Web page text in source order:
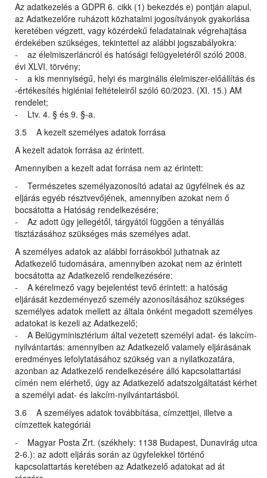
Az adatkezelés a GDPR 6. cikk (1) bekezdés e) pontján alapul,
az Adatkezelőre ruházott közhatalmi jogosítványok gyakorlása
keretében végzett, vagy közérdekű feladatainak végrehajtása
érdekében szükséges, tekintettel az alábbi jogszabályokra:
- az élelmiszerláncról és hatósági felügyeletéről szóló 2008.
évi XLVI. törvény;
- a kis mennyiségű, helyi és marginális élelmiszer-előállítás és
-értékesítés higiéniai feltételeiről szóló 60/2023. (XI. 15.) AM
rendelet;
- Ltv. 4. § és 9. §-a.
3.5 A kezelt személyes adatok forrása
A kezelt adatok forrása az érintett.
Amennyiben a kezelt adat forrása nem az érintett:
- Természetes személyazonosító adatai az ügyfélnek és az
eljárás egyéb résztvevőjének, amennyiben azokat nem ő
bocsátotta a Hatóság rendelkezésére;
- Az adott ügy jellegétől, tárgyától függően a tényállás
tisztázásához szükséges más személyes adat.
A személyes adatok az alábbi forrásokból juthatnak az
Adatkezelő tudomására, amennyiben azokat nem az érintett
bocsátotta az Adatkezelő rendelkezésére:
- A kérelmező vagy bejelentést tevő érintett: a hatóság
eljárását kezdeményező személy azonosításához szükséges
személyes adatok mellett az általa önként megadott személyes
adatokat is kezeli az Adatkezelő;
- A Belügyminisztérium által vezetett személyi adat- és lakcím-
nyilvántartás: amennyiben az Adatkezelő valamely eljárásának
eredményes lefolytatásához szükség van a nyilatkozatára,
azonban az Adatkezelő rendelkezésére álló kapcsolattartási
címén nem elérhető, úgy az Adatkezelő adatszolgáltatást kérhet
a személyi adat- és lakcím-nyilvántartásból.
3.6 A személyes adatok továbbítása, címzettjei, illetve a
címzettek kategóriái
- Magyar Posta Zrt. (székhely: 1138 Budapest, Dunavirág utca
2-6.): az adott eljárás során az ügyfelekkel történő
kapcsolattartás keretében az Adatkezelő adatokat ad át